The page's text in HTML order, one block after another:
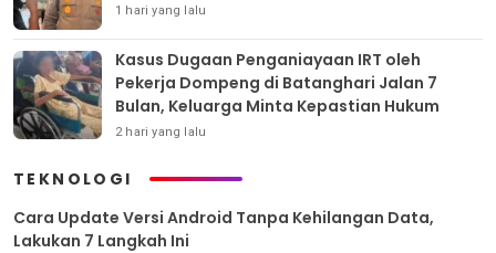
1 hari yang lalu
Kasus Dugaan Penganiayaan IRT oleh
Pekerja Dompeng di Batanghari Jalan 7
Bulan, Keluarga Minta Kepastian Hukum
2 hari yang lalu
TEKNOLOGI
Cara Update Versi Android Tanpa Kehilangan Data,
Lakukan 7 Langkah Ini